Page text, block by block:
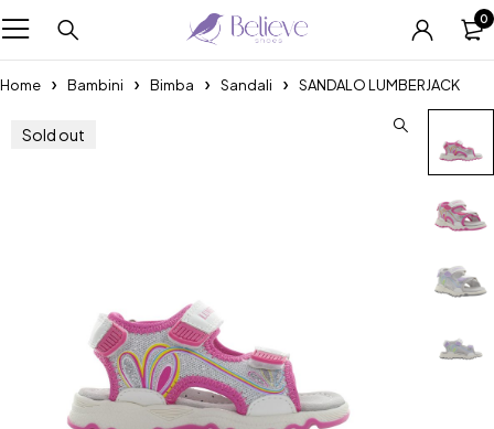
0
Home Bambini Bimba Sandali SANDALO LUMBERJACK
Sold out